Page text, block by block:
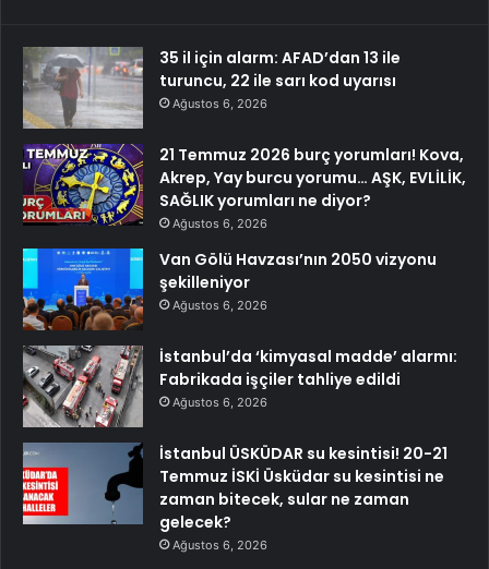
35 il için alarm: AFAD’dan 13 ile
turuncu, 22 ile sarı kod uyarısı
Ağustos 6, 2026
21 Temmuz 2026 burç yorumları! Kova,
Akrep, Yay burcu yorumu… AŞK, EVLİLİK,
SAĞLIK yorumları ne diyor?
Ağustos 6, 2026
Van Gölü Havzası’nın 2050 vizyonu
şekilleniyor
Ağustos 6, 2026
İstanbul’da ‘kimyasal madde’ alarmı:
Fabrikada işçiler tahliye edildi
Ağustos 6, 2026
İstanbul ÜSKÜDAR su kesintisi! 20-21
Temmuz İSKİ Üsküdar su kesintisi ne
zaman bitecek, sular ne zaman
gelecek?
Ağustos 6, 2026